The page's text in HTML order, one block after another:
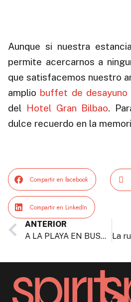
Aunque si nuestra
permite acercarnos a
que satisfacemos nuestro
amplio buffet de desayuno
del Hotel Gran Bilbao.
dulce recuerdo en la
Compartir en facebook
Compartir en LinkedIn
ANTERIOR
A LA PLAYA EN BUSCA DE OLAS